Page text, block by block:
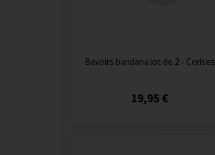
Bavoirs bandana lot de 2 - Cerises
19,95 €